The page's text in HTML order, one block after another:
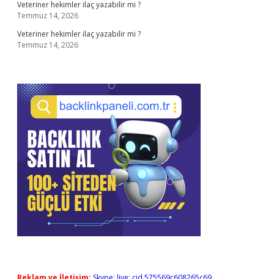
Veteriner hekimler ilaç yazabilir mi ?
Temmuz 14, 2026
Veteriner hekimler ilaç yazabilir mi ?
Temmuz 14, 2026